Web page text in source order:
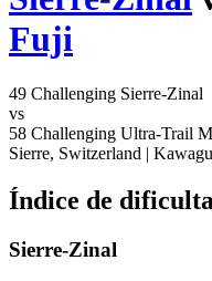
Fuji
49 Challenging Sierre-Zinal
vs
58 Challenging Ultra-Trail
Sierre, Switzerland |
Índice de
Sierre-Zinal